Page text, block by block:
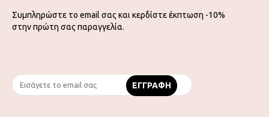
Συμπληρώστε το email σας και κερδίστε έκπτωση -10%
στην πρώτη σας παραγγελία.